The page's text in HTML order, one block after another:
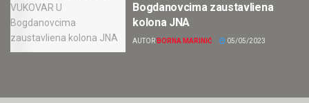
Bogdanovcima zaustavliena
kolona JNA
AUTOR BORNA MARINIĆ 05/05/2023